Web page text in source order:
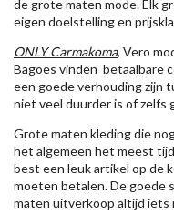
de grote maten mode. Elk
eigen doelstelling en
ONLY Carmakoma, Vero
Bagoes vinden betaalbare
een goede verhouding zijn
niet veel duurder is of zelfs
Grote maten kleding die
het algemeen het meest
best een leuk artikel op de
moeten betalen. De goede
maten uitverkoop altijd iets